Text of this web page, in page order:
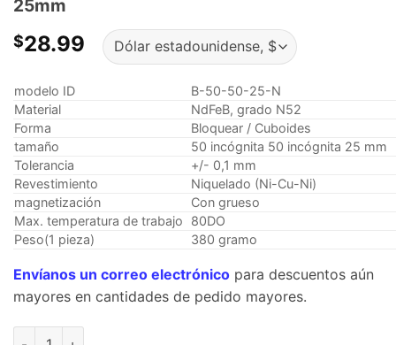
25mm
$28.99
modelo ID
B-50-50-25-N
Material
NdFeB, grado N52
Forma
Bloquear / Cuboides
tamaño
50 incógnita 50 incógnita 25 mm
Tolerancia
+/- 0,1 mm
Revestimiento
Niquelado (Ni-Cu-Ni)
magnetización
Con grueso
Max. temperatura de trabajo
80DO
Peso(1 pieza)
380 gramo
Envíanos un correo electrónico para descuentos aún
mayores en cantidades de pedido mayores.
50Imán de bloque de neodimio N52 de 50x50x25mm de